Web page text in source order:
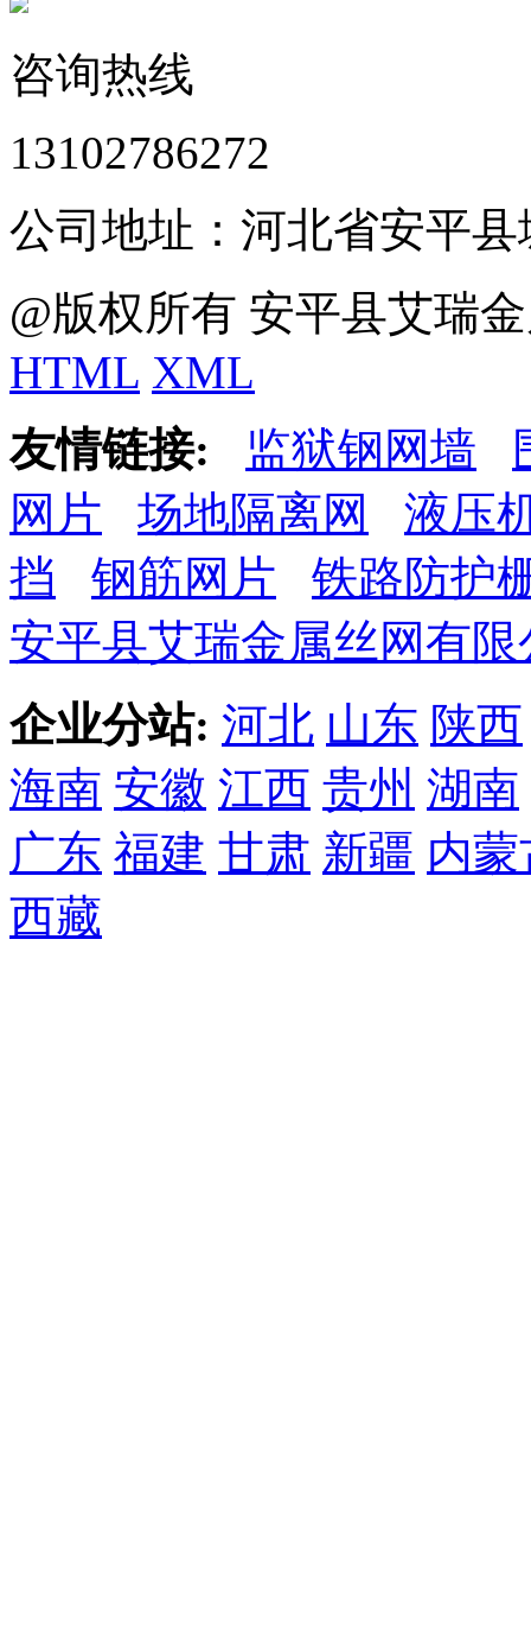
咨询热线
13102786272
公司地址：河北省安平
@版权所有 安平县艾瑞
HTML XML
友情链接:
监狱钢网墙
网片
场地隔离网
液压
挡
钢筋网片
铁路防护
安平县艾瑞金属丝网有限
企业分站: 河北 山东 陕西
海南 安徽 江西 贵州 湖南
广东 福建 甘肃 新疆 内蒙
西藏